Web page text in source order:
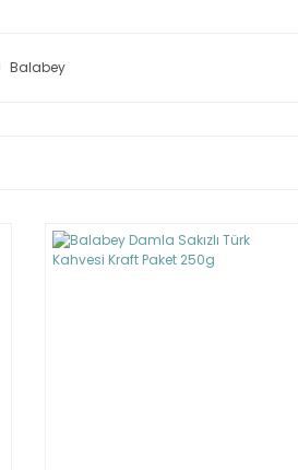
Balabey